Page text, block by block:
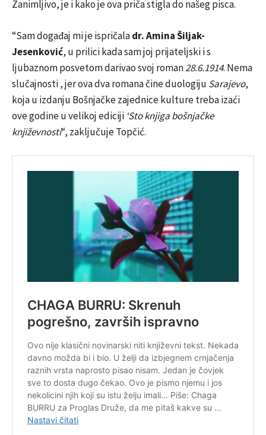
Zanimljivo, je i kako je ova priča stigla do našeg pisca.
“Sam događaj mi je ispričaladr. Amina Šiljak-
Jesenković, u prilici kada sam joj prijateljski i s
ljubaznom posvetom darivao svoj roman28.6.1914. Nema
slučajnosti , jer ova dva romana čine duologiju Sarajevo,
koja u izdanju Bošnjačke zajednice kulture treba izaći
ove godine u velikoj ediciji ‘Sto knjiga bošnjačke
književnosti“, zaključuje Topčić.